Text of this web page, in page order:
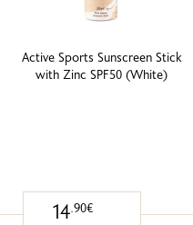
Active Sports Sunscreen Stick
with Zinc SPF50 (White)
14.90€